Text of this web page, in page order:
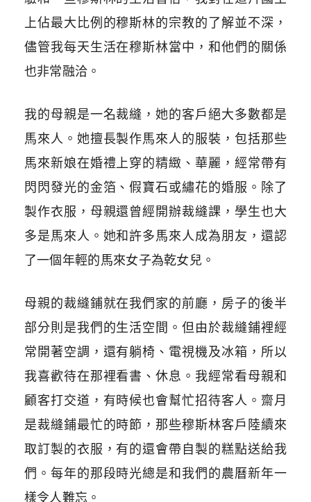
上佔最大比例的穆斯林的宗教的了解並不深，
儘管我每天生活在穆斯林當中，和他們的關係
也非常融洽。
我的母親是一名裁縫，她的客戶絕大多數都是
馬來人。她擅長製作馬來人的服裝，包括那些
馬來新娘在婚禮上穿的精緻、華麗，經常帶有
閃閃發光的金箔、假寶石或繡花的婚服。除了
製作衣服，母親還曾經開辦裁縫課，學生也大
多是馬來人。她和許多馬來人成為朋友，還認
了一個年輕的馬來女子為乾女兒。
母親的裁縫鋪就在我們家的前廳，房子的後半
部分則是我們的生活空間。但由於裁縫鋪裡經
常開著空調，還有躺椅、電視機及冰箱，所以
我喜歡待在那裡看書、休息。我經常看母親和
顧客打交道，有時候也會幫忙招待客人。齋月
是裁縫鋪最忙的時節，那些穆斯林客戶陸續來
取訂製的衣服，有的還會帶自製的糕點送給我
們。每年的那段時光總是和我們的農曆新年一
樣令人難忘。